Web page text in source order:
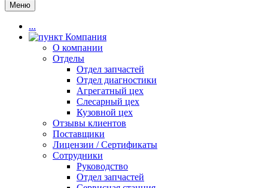
Меню
...
Компания
О компании
Отделы
Отдел запчастей
Отдел диагностики
Агрегатный цех
Слесарный цех
Кузовной цех
Отзывы клиентов
Поставщики
Лицензии / Сертификаты
Сотрудники
Руководство
Отдел запчастей